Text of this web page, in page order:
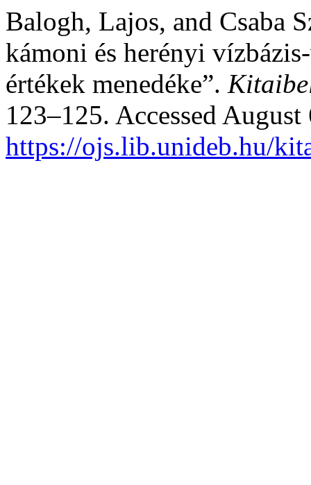
Balogh, Lajos, and Csaba
kámoni és herényi
értékek menedéke”.
123–125. Accessed
https://ojs.lib.unideb.hu/